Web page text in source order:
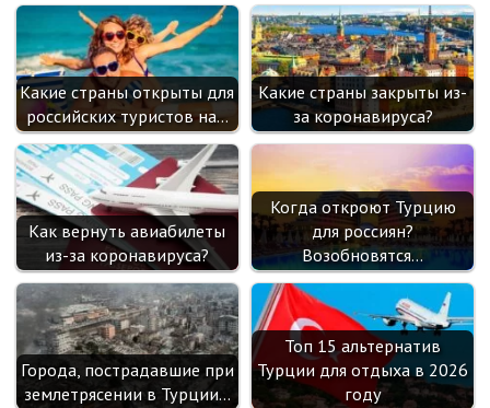
k as
sn
ik
i
Какие страны открыты для
российских туристов на…
Какие страны закрыты из-
за коронавируса?
Как вернуть авиабилеты
из-за коронавируса?
Когда откроют Турцию
для россиян?
Возобновятся…
Города, пострадавшие при
землетрясении в Турции…
Топ 15 альтернатив
Турции для отдыха в 2026
году